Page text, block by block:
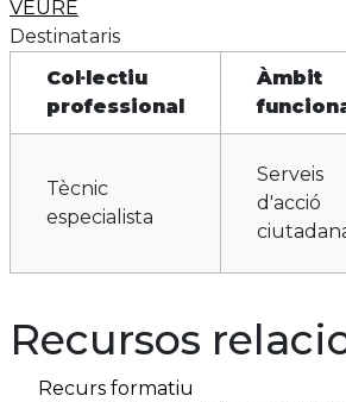
VEURE
Destinataris
Col·lectiu
professional
Àmbit
Tècnic
especialista
Serveis
d'acció
Recursos
Recurs formatiu